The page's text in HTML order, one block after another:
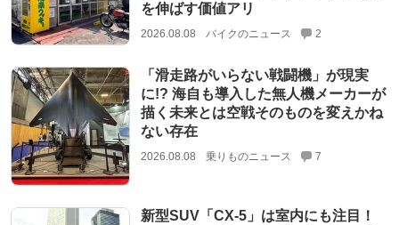
を伸ばす価値アリ
2026.08.08 バイクのニュース 2
「滑走路がいらない戦闘機」が現実
に!? 海自も導入した無人機メーカーが
描く未来とは空戦そのものを変えかね
ない存在
2026.08.08 乗りものニュース 7
新型SUV「CX-5」は室内にも注目！